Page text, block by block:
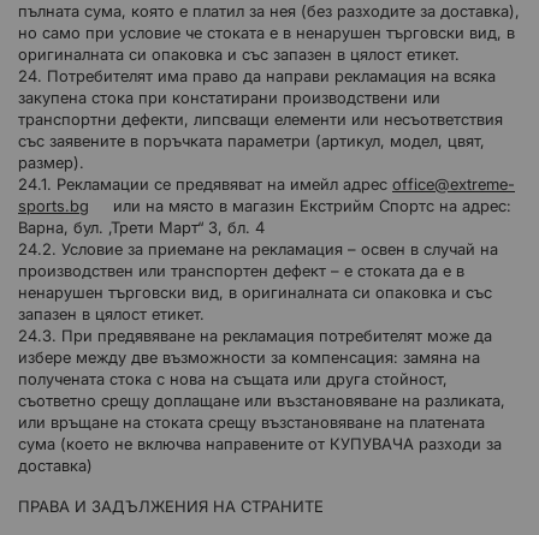
пълната сума, която е платил за нея (без разходите за доставка),
но само при условие че стоката е в ненарушен търговски вид, в
оригиналната си опаковка и със запазен в цялост етикет.
24. Потребителят има право да направи рекламация на всяка
закупена стока при констатирани производствени или
транспортни дефекти, липсващи елементи или несъответствия
със заявените в поръчката параметри (артикул, модел, цвят,
размер).
24.1. Рекламации се предявяват на имейл адрес office@extreme-
sports.bg или на място в магазин Екстрийм Спортс на адрес:
Варна, бул. ‚Трети Март“ 3, бл. 4
24.2. Условие за приемане на рекламация – освен в случай на
производствен или транспортен дефект – е стоката да е в
ненарушен търговски вид, в оригиналната си опаковка и със
запазен в цялост етикет.
24.3. При предявяване на рекламация потребителят може да
избере между две възможности за компенсация: замяна на
получената стока с нова на същата или друга стойност,
съответно срещу доплащане или възстановяване на разликата,
или връщане на стоката срещу възстановяване на платената
сума (което не включва направените от КУПУВАЧА разходи за
доставка)
ПРАВА И ЗАДЪЛЖЕНИЯ НА СТРАНИТЕ